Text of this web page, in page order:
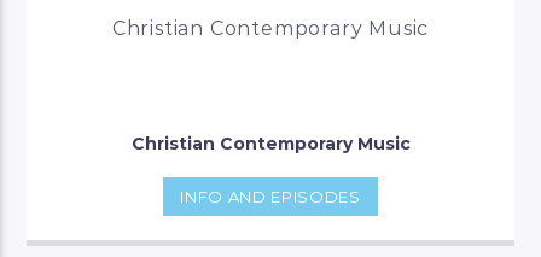
Christian Contemporary Music
Christian Contemporary Music
INFO AND EPISODES